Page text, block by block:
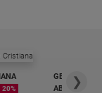
20%
GBABY
❯